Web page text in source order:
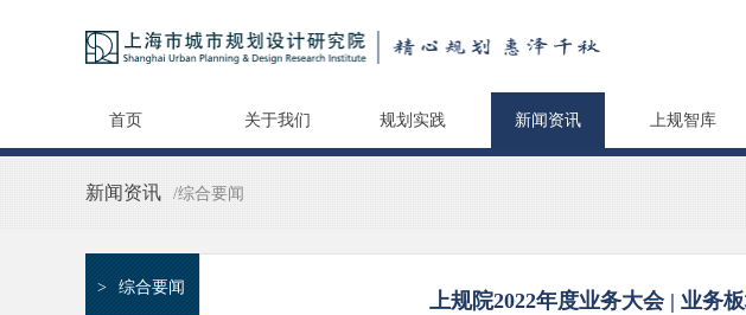
首页 关于我们 规划实践 新闻资讯 上规智库
新闻资讯 /综合要闻
> 综合要闻
上规院2022年度业务大会 | 业务